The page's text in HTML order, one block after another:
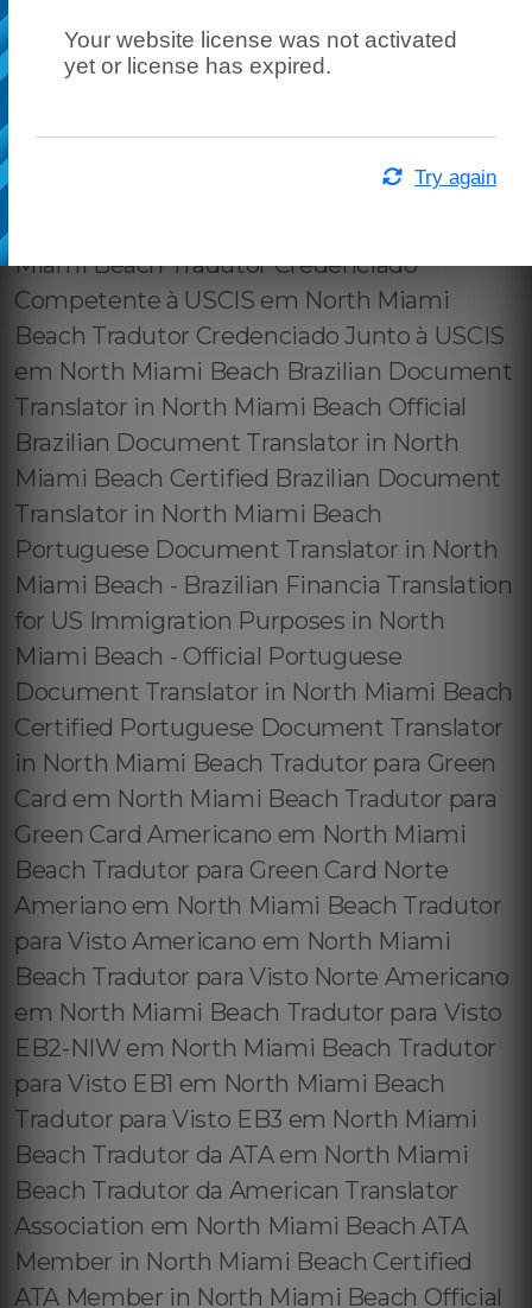
Your website license was not activated
yet or license has expired.
Try again